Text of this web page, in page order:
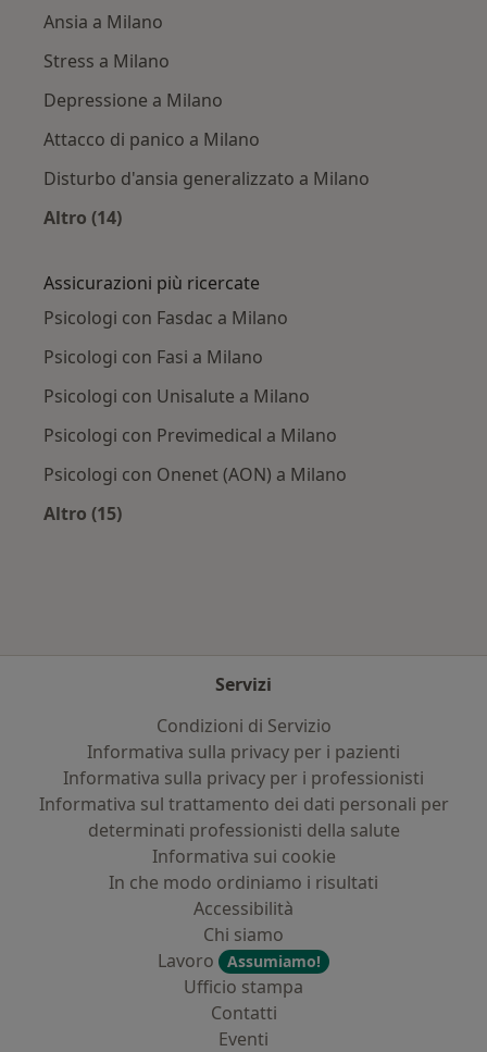
Ansia a Milano
Stress a Milano
Depressione a Milano
Attacco di panico a Milano
Disturbo d'ansia generalizzato a Milano
Altro (14)
Assicurazioni più ricercate
Psicologi con Fasdac a Milano
Psicologi con Fasi a Milano
Psicologi con Unisalute a Milano
Psicologi con Previmedical a Milano
Psicologi con Onenet (AON) a Milano
Altro (15)
Servizi
Condizioni di Servizio
Informativa sulla privacy per i pazienti
Informativa sulla privacy per i professionisti
Informativa sul trattamento dei dati personali per
determinati professionisti della salute
Informativa sui cookie
In che modo ordiniamo i risultati
Accessibilità
Chi siamo
Lavoro
Assumiamo!
Ufficio stampa
Contatti
Eventi